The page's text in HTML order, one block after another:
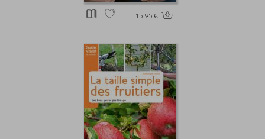
15.95 €